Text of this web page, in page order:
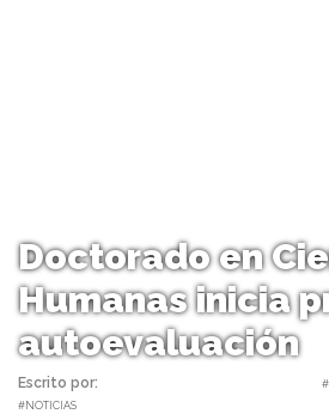
Doctorado en
Humanas inicia
autoevaluación
Escrito por:
#NOTICIAS